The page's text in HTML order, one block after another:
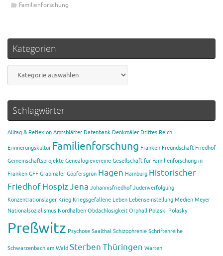
Familienforschung
Kategorien
Schlagwörter
Alltag & Reflexion Amtsblätter Datenbank Denkmäler Drittes Reich
Erinnerungskultur Familienforschung Franken Freundschaft Friedhof
Gemeinschaftsprojekte Genealogievereine Gesellschaft für Familienforschung in
Franken GFF Grabmäler Göpfersgrün Hagen Hamburg Historischer
FriedhofHospizJena Johannisfriedhof Judenverfolgung
Konzentrationslager Krieg Kriegsgefallene Leben Lebenseinstellung Medien Meyer
Nationalsozialismus Nordhalben Obdachlosigkeit Orphall Polaski Polasky
Preßwitz Psychose Saalthal Schizophrenie Schriftenreihe
Schwarzenbach am Wald SterbenThüringen Warten